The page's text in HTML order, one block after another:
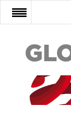
FŐOLDAL
AFRIKA